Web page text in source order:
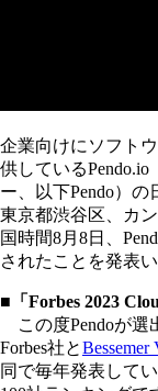
企業向けにソフト
供している
ー、以下Pendo）の
東京都渋谷区、カ
国時間8月8日、
されたことを発表い
■「Forbes 2023
この度Pendoが選
Forbes社とBessemer
同で毎年発表して